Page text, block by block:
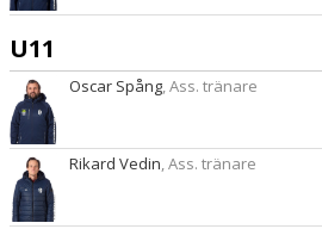
U11
Oscar Spång, Ass. tränare
Rikard Vedin, Ass. tränare